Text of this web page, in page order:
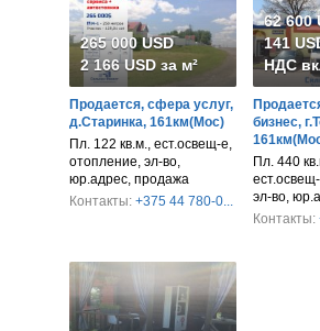
265 000 USD
2 166 USD за м²
Продается, сфера услуг,
д.Старинка, 161км(Мос)
Пл. 122 кв.м., ест.освещ-е,
отопление, эл-во,
юр.адрес, продажа
Контакты: +375 44 780-0...
62 600
141
НДС
бизнес,
Пл. 440
эл-во,
Контакты: